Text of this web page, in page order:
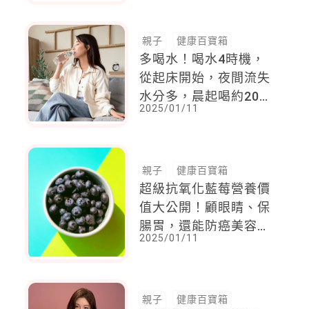
親子 健康百寶箱
多喝水！喝水4時機，
從起床開始，夜間流失
水分多，晨起喝約200-
300毫升的溫水有助啟
2025/01/11
親子 健康百寶箱
超級抗氧化藍莓營養價
值大公開！顧眼睛、保
腸胃，還能防癌美容一
手包，提醒這3類人要
2025/01/11
親子 健康百寶箱